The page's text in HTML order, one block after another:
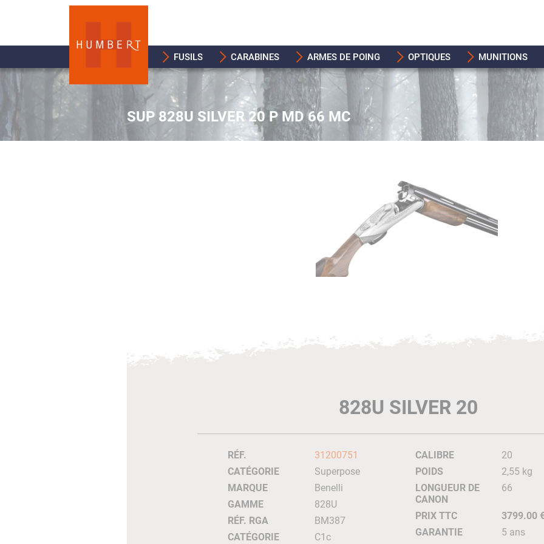
FUSILS CARABINES ARMES DE POING OPTIQUES MUNITIONS
SUP 828U SILVER 20 P MD 66 MC
828U SILVER 20
RÉF.
31200751
CATÉGORIE
Superpose
MARQUE
Benelli
GAMME
828U
RÉF. RGA
BM387
CATÉGORIE
C1c
CALIBRE
20
POIDS
2,55 kg
LONGUEUR DE
CANON
66
PRIX TTC
3799.00
GARANTIE
5 ans